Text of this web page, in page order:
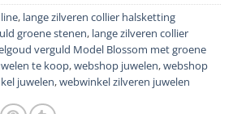
, lange zilveren collier halsketting
groene stenen, lange zilveren collier
verguld Model Blossom met groene
te koop,webshop juwelen,webshop
juwelen,webwinkel zilveren juwelen